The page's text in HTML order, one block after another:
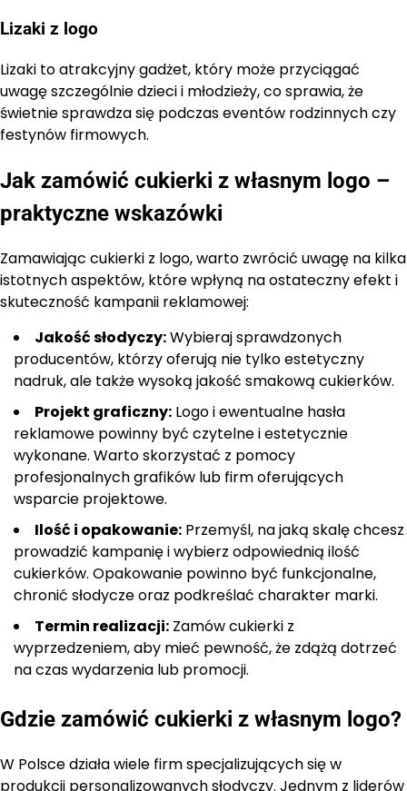
Lizaki z logo
Lizaki to atrakcyjny gadżet, który może przyciągać
uwagę szczególnie dzieci i młodzieży, co sprawia, że
świetnie sprawdza się podczas eventów rodzinnych czy
festynów firmowych.
Jak zamówić cukierki z własnym logo –
praktyczne wskazówki
Zamawiając cukierki z logo, warto zwrócić uwagę na kilka
istotnych aspektów, które wpłyną na ostateczny efekt i
skuteczność kampanii reklamowej:
Jakość słodyczy:Wybieraj sprawdzonych
producentów, którzy oferują nie tylko estetyczny
nadruk, ale także wysoką jakość smakową cukierków.
Projekt graficzny: Logo i ewentualne hasła
reklamowe powinny być czytelne i estetycznie
wykonane. Warto skorzystać z pomocy
profesjonalnych grafików lub firm oferujących
wsparcie projektowe.
Ilość i opakowanie: Przemyśl, na jaką skalę chcesz
prowadzić kampanię i wybierz odpowiednią ilość
cukierków. Opakowanie powinno być funkcjonalne,
chronić słodycze oraz podkreślać charakter marki.
Termin realizacji: Zamów cukierki z
wyprzedzeniem, aby mieć pewność, że zdążą dotrzeć
na czas wydarzenia lub promocji.
Gdzie zamówić cukierki z własnym logo?
W Polsce działa wiele firm specjalizujących się w
produkcji personalizowanych słodyczy. Jednym z liderów